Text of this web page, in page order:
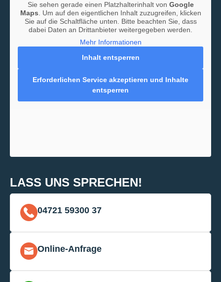
Sie sehen gerade einen Platzhalterinhalt von Google
Maps . Um auf den eigentlichen Inhalt zuzugreifen, klicken
Sie auf die Schaltfläche unten. Bitte beachten Sie, dass
dabei Daten an Drittanbieter weitergegeben werden.
Mehr Informationen
Inhalt entsperren
Erforderlichen Service akzeptieren und Inhalte
entsperren
LASS UNS SPRECHEN!
04721 59300 37
Online-Anfrage